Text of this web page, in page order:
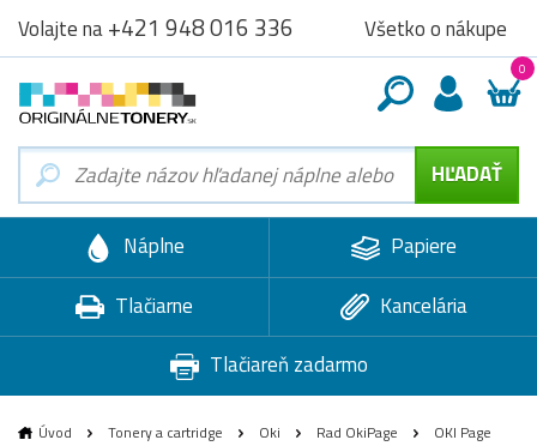
Volajte na+421 948 016 336 Všetko o nákupe
0
Náplne
Papiere
Tlačiarne
Kancelária
Tlačiareň zadarmo
Úvod Tonery a cartridge Oki Rad OkiPage
OKI Page